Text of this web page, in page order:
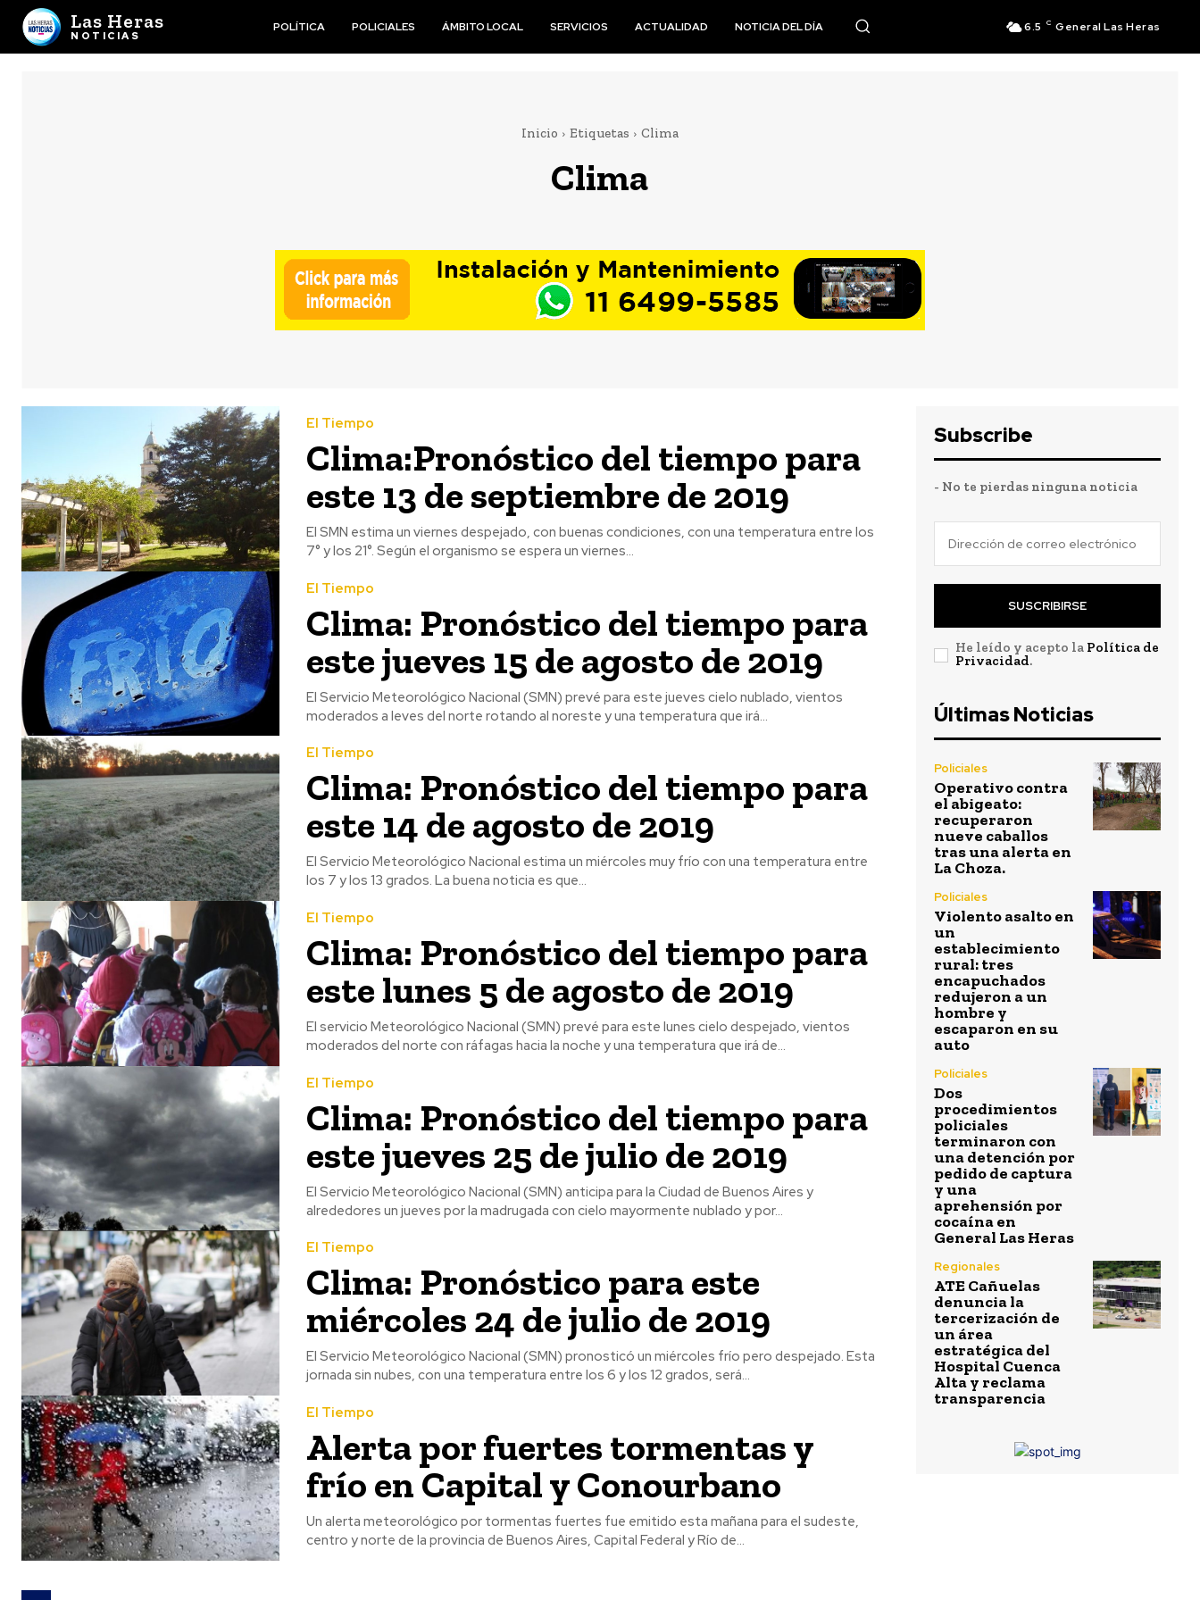
Las Heras
NOTICIAS
POLÍTICA POLICIALES ÁMBITO LOCAL SERVICIOS ACTUALIDAD NOTICIA DEL DÍA 6.5 C General Las Heras
Inicio Etiquetas Clima
Clima
El Tiempo
Clima:Pronóstico del tiempo para
este 13 de septiembre de 2019
El SMN estima un viernes despejado, con buenas condiciones, con una temperatura entre los
7° y los 21°. Según el organismo se espera un viernes...
El Tiempo
Clima: Pronóstico del tiempo para
este jueves 15 de agosto de 2019
El Servicio Meteorológico Nacional (SMN) prevé para este jueves cielo nublado, vientos
moderados a leves del norte rotando al noreste y una temperatura que irá...
El Tiempo
Clima: Pronóstico del tiempo para
este 14 de agosto de 2019
El Servicio Meteorológico Nacional estima un miércoles muy frío con una temperatura entre
los 7 y los 13 grados. La buena noticia es que...
El Tiempo
Clima: Pronóstico del tiempo para
este lunes 5 de agosto de 2019
El servicio Meteorológico Nacional (SMN) prevé para este lunes cielo despejado, vientos
moderados del norte con ráfagas hacia la noche y una temperatura que irá de...
El Tiempo
Clima: Pronóstico del tiempo para
este jueves 25 de julio de 2019
El Servicio Meteorológico Nacional (SMN) anticipa para la Ciudad de Buenos Aires y
alrededores un jueves por la madrugada con cielo mayormente nublado y por...
El Tiempo
Clima: Pronóstico para este
miércoles 24 de julio de 2019
El Servicio Meteorológico Nacional (SMN) pronosticó un miércoles frío pero despejado. Esta
jornada sin nubes, con una temperatura entre los 6 y los 12 grados, será...
El Tiempo
Alerta por fuertes tormentas y
frío en Capital y Conourbano
Un alerta meteorológico por tormentas fuertes fue emitido esta mañana para el sudeste,
centro y norte de la provincia de Buenos Aires, Capital Federal y Río de...
Subscribe
- No te pierdas ninguna noticia
SUSCRIBIRSE
He leído y acepto la Política de
Privacidad.
Últimas Noticias
Policiales
Operativo contra
el abigeato:
recuperaron
nueve caballos
tras una alerta en
La Choza.
Policiales
Violento asalto en
un
establecimiento
rural: tres
encapuchados
redujeron a un
hombre y
escaparon en su
auto
Policiales
Dos
procedimientos
policiales
terminaron con
una detención por
pedido de captura
y una
aprehensión por
cocaína en
General Las Heras
Regionales
ATE Cañuelas
denuncia la
tercerización de
un área
estratégica del
Hospital Cuenca
Alta y reclama
transparencia